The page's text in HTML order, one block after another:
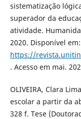
sistematização
superador da
atividade.
2020. Disponível em:
https://
. Acesso em mai.
OLIVEIRA, Clara
escolar a partir da
328 f. Tese